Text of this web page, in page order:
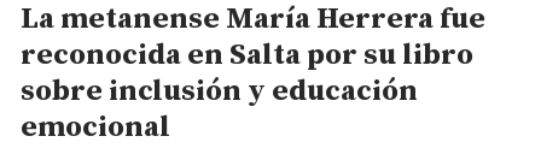
La metanense María Herrera fue
reconocida en Salta por su libro
sobre inclusión y educación
emocional